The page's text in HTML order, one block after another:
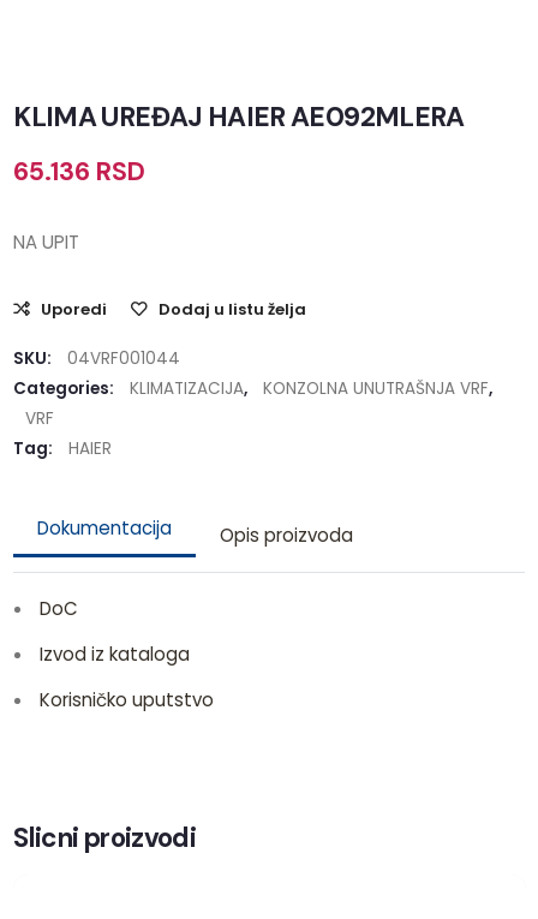
KLIMA UREĐAJ HAIER AE092MLERA
65.136 RSD
NA UPIT
Uporedi Dodaj u listu želja
SKU:
04VRF001044
Categories:
KLIMATIZACIJA, KONZOLNA UNUTRAŠNJA VRF,
VRF
Tag:
HAIER
Dokumentacija Opis proizvoda
DoC
Izvod iz kataloga
Korisničko uputstvo
Slicni proizvodi